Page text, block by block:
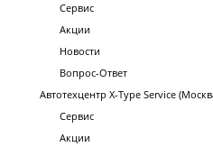
Сервис
Акции
Новости
Вопрос-Ответ
Автотехцентр X-Type Service
Сервис
Акции